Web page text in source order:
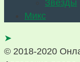
Звезды
Микс
➤
© 2018-2020